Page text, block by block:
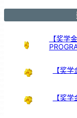
动
|
会
【奖学
【奖
【奖